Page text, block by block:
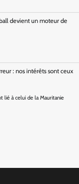
devient un moteur de
: nos intérêts sont ceux
lié à celui de la Mauritanie